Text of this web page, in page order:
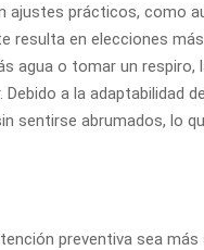
ajustes prácticos, como
en elecciones
agua o tomar un
a la adaptabilidad
sentirse abrumados, lo
preventiva sea más